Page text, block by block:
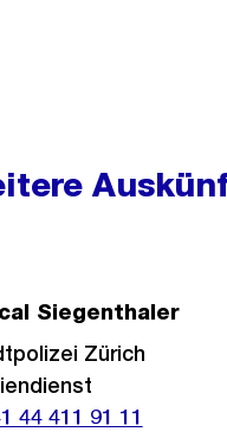
Siegenthaler
Zürich
44 411 91 11